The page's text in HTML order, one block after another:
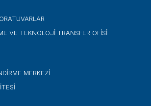
VE TEKNOLOJI TRANSFER OFISI
MERKEZİ